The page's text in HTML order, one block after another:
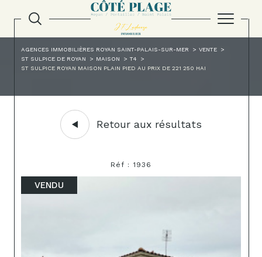
AGENCES IMMOBILIÈRES ROYAN SAINT-PALAIS-SUR-MER
VENTE
ST SULPICE DE ROYAN
MAISON
T4
ST SULPICE ROYAN MAISON PLAIN PIED AU PRIX DE 221 250 HAI
Retour aux résultats
Réf : 1936
VENDU